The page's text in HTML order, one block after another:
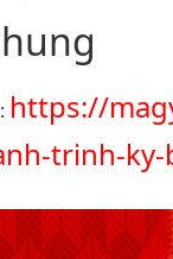
https://
trinh-